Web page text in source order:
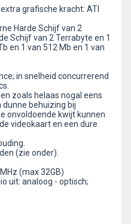
grafische kracht: ATI
Harde Schijf van 2
Schijf van 2 Terrabyte en 1
en 1 van 512 Mb en 1 van
in snelheid concurrerend
zoals helaas nogal eens
behuizing bij
onvoldoende kwijt kunnen
videokaart en een dure
(zie onder).
(max 32GB)
uit: analoog - optisch;